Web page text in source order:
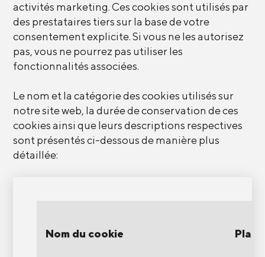
activités marketing. Ces cookies sont utilisés par
des prestataires tiers sur la base de votre
consentement explicite. Si vous ne les autorisez
pas, vous ne pourrez pas utiliser les
fonctionnalités associées.
Le nom et la catégorie des cookies utilisés sur
notre site web, la durée de conservation de ces
cookies ainsi que leurs descriptions respectives
sont présentés ci-dessous de manière plus
détaillée:
Nom du cookie